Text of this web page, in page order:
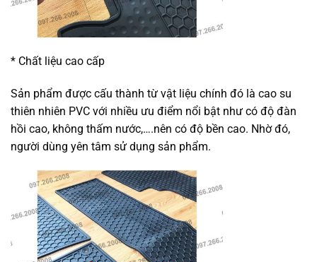
* Chất liệu cao cấp
Sản phẩm được cấu thành từ vật liệu chính đó là cao su
thiên nhiên PVC với nhiều ưu điểm nổi bật như có độ đàn
hồi cao, không thấm nước,….nên có độ bền cao. Nhờ đó,
người dùng yên tâm sử dụng sản phẩm.